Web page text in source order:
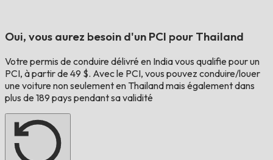
Oui, vous aurez besoin d'un PCI pour Thailand
Votre permis de conduire délivré en Indiavous qualifie pour un
PCI, à partir de 49 $. Avec le PCI, vous pouvez conduire/louer
une voiture non seulement en Thailandmais également dans
plus de 189 pays pendant sa validité